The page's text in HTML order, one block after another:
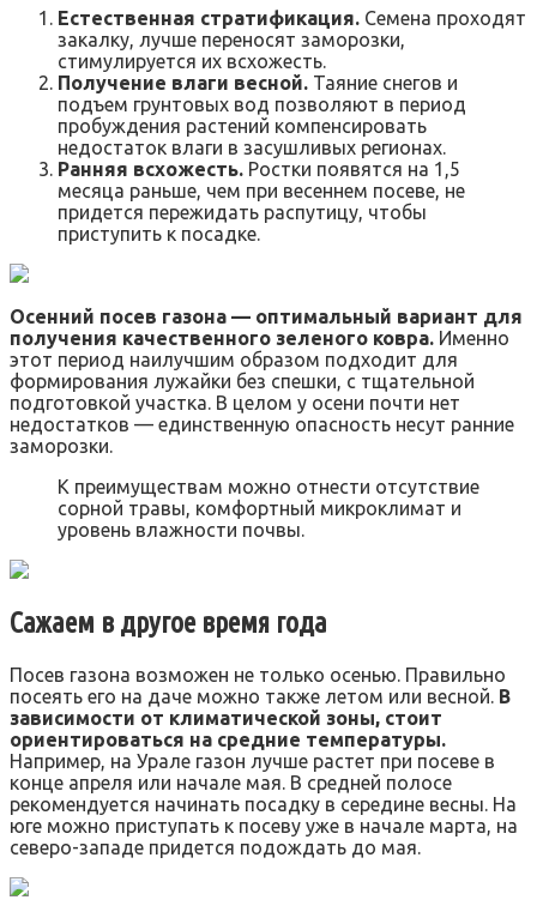
Естественная стратификация. Семена проходят
закалку, лучше переносят заморозки,
стимулируется их всхожесть.
Получение влаги весной. Таяние снегов и
подъем грунтовых вод позволяют в период
пробуждения растений компенсировать
недостаток влаги в засушливых регионах.
Ранняя всхожесть. Ростки появятся на 1,5
месяца раньше, чем при весеннем посеве, не
придется пережидать распутицу, чтобы
приступить к посадке.
Осенний посев газона — оптимальный вариант для
получения качественного зеленого ковра. Именно
этот период наилучшим образом подходит для
формирования лужайки без спешки, с тщательной
подготовкой участка. В целом у осени почти нет
недостатков — единственную опасность несут ранние
заморозки.
К преимуществам можно отнести отсутствие
сорной травы, комфортный микроклимат и
уровень влажности почвы.
Сажаем в другое время года
Посев газона возможен не только осенью. Правильно
посеять его на даче можно также летом или весной. В
зависимости от климатической зоны, стоит
ориентироваться на средние температуры.
Например, на Урале газон лучше растет при посеве в
конце апреля или начале мая. В средней полосе
рекомендуется начинать посадку в середине весны. На
юге можно приступать к посеву уже в начале марта, на
северо-западе придется подождать до мая.